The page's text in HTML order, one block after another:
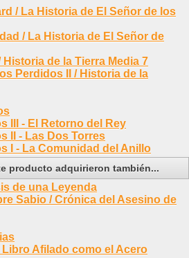
/ La Historia de El Señor de los
/ La Historia de El Señor de
de la Tierra Media 7
Perdidos II / Historia de la
III - El Retorno del Rey
II - Las Dos Torres
I - La Comunidad del Anillo
producto adquirieron también...
de una Leyenda
Sabio / Crónica del Asesino de
Afilado como el Acero